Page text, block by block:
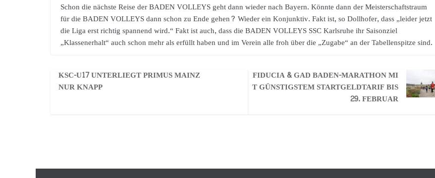
Schon die nächste Reise der BADEN VOLLEYS geht dann wieder nach Bayern. Könnte dann der Meisterschaftstraum
für die BADEN VOLLEYS dann schon zu Ende gehen? Wieder ein Konjunktiv. Fakt ist, so Dollhofer, dass „leider jetzt
die Liga erst richtig spannend wird.“ Fakt ist auch, dass die BADEN VOLLEYS SSC Karlsruhe ihr Saisonziel
„Klassenerhalt“ auch schon mehr als erfüllt haben und im Verein alle froh über die „Zugabe“ an der Tabellenspitze sind.
KSC-U17 UNTERLIEGT PRIMUS MAINZ
NUR KNAPP
FIDUCIA & GAD BADEN-MARATHON MI
T GÜNSTIGSTEM STARTGELDTARIF BIS
29. FEBRUAR